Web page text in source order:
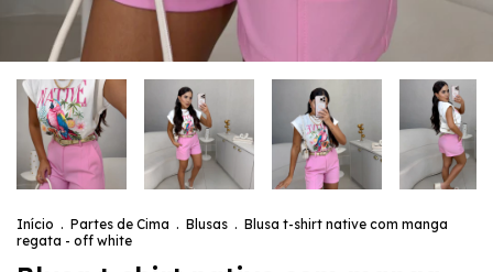
Início . Partes de Cima . Blusas . Blusa t-shirt native com manga
regata - off white